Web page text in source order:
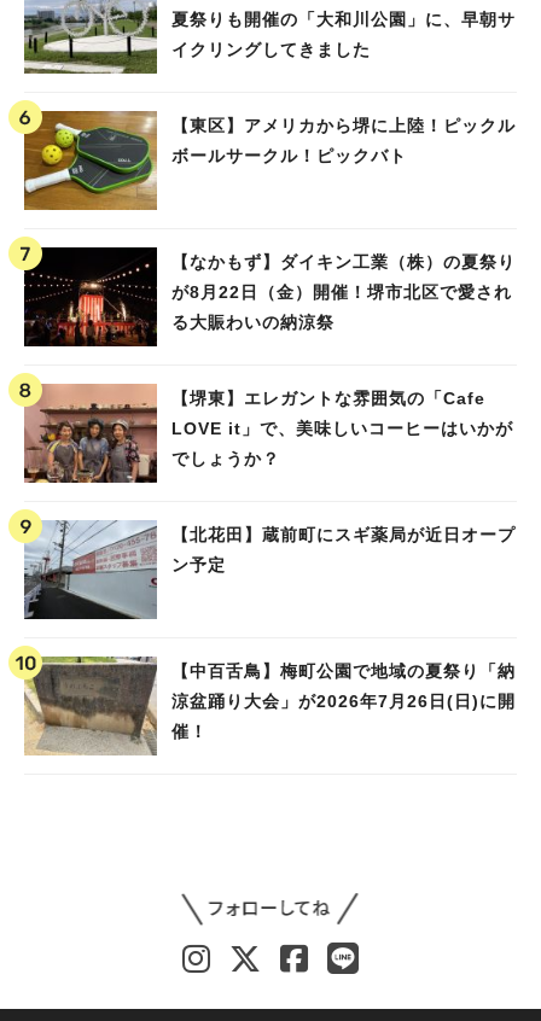
夏祭りも開催の「大和川公園」に、早朝サ
イクリングしてきました
【東区】アメリカから堺に上陸！ピックル
ボールサークル！ピックバト
【なかもず】ダイキン工業（株）の夏祭り
が8月22日（金）開催！堺市北区で愛され
る大賑わいの納涼祭
【堺東】エレガントな雰囲気の「Cafe
LOVE it」で、美味しいコーヒーはいかが
でしょうか？
【北花田】蔵前町にスギ薬局が近日オープ
ン予定
【中百舌鳥】梅町公園で地域の夏祭り「納
涼盆踊り大会」が2026年7月26日(日)に開
催！